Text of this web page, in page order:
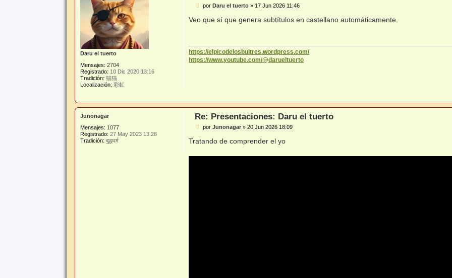
Daru el tuerto
Mensajes: 2704
Registrado: 10 Dic 2020 13:16
Tradición: 猫猫
Localización: 彩虹
M
n
porDaru el tuerto » 17 Jun 2026 11:46
Veo que sí que genera subtítulos en castellano automáticamente.
https://elpicodelosbuitres.wordpress.com/
https://www.youtube.com/@darueltuerto
Junonagar
Mensajes: 1077
Registrado: 27 May 2023 13:28
Tradición: बुद्धधर्म
Re: Presentaciones: Daru el tuerto
M
n
porJunonagar »20 Jun 2026 18:09
Tratando de comprender el yo